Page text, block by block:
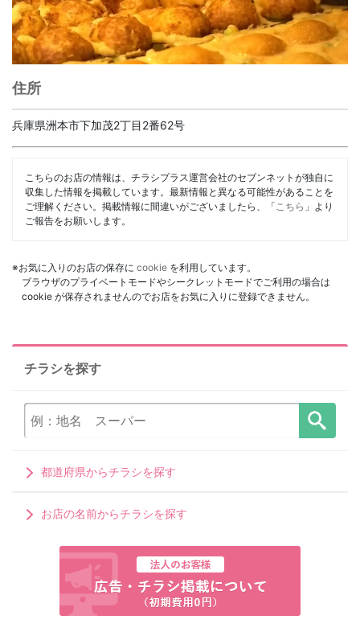
住所
兵庫県洲本市下加茂2丁目2番62号
こちらのお店の情報は、チラシプラス運営会社のセブンネットが独自に
収集した情報を掲載しています。最新情報と異なる可能性があることを
ご理解ください。掲載情報に間違いがございましたら、「 こちら 」より
ご報告をお願いします。
※お気に入りのお店の保存に cookie を利用しています。
ブラウザのプライベートモードやシークレットモードでご利用の場合は
cookie が保存されませんのでお店をお気に入りに登録できません。
チラシを探す
都道府県からチラシを探す
お店の名前からチラシを探す